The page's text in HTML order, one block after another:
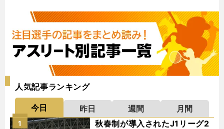
人気記事ランキング
今日 昨日 週間
月間
秋春制が導入されたJ1リーグ2
1